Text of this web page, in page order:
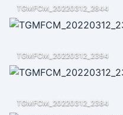
TGMFCM_20220312_2844
TGMFCM_20220312_2394
TGMFCM_20220312_2384